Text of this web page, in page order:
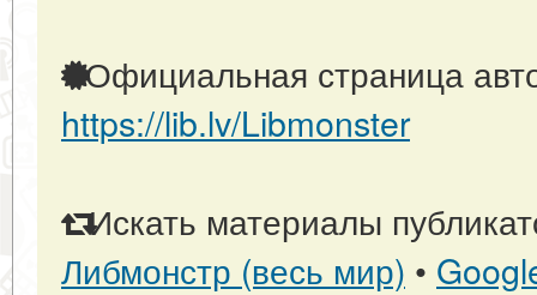
Официальная страница
https://lib.lv/Libmonster
Искать материалы
Либмонстр (весь мир) •